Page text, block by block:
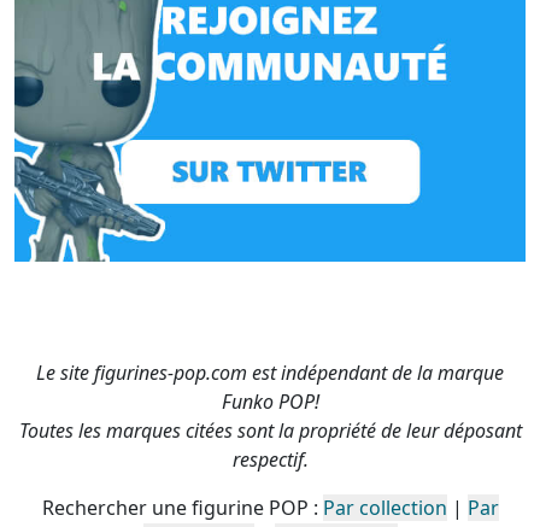
Le site figurines-pop.com est indépendant de la marque
Funko POP!
Toutes les marques citées sont la propriété de leur déposant
respectif.
Rechercher une figurine POP : Par collection | Par